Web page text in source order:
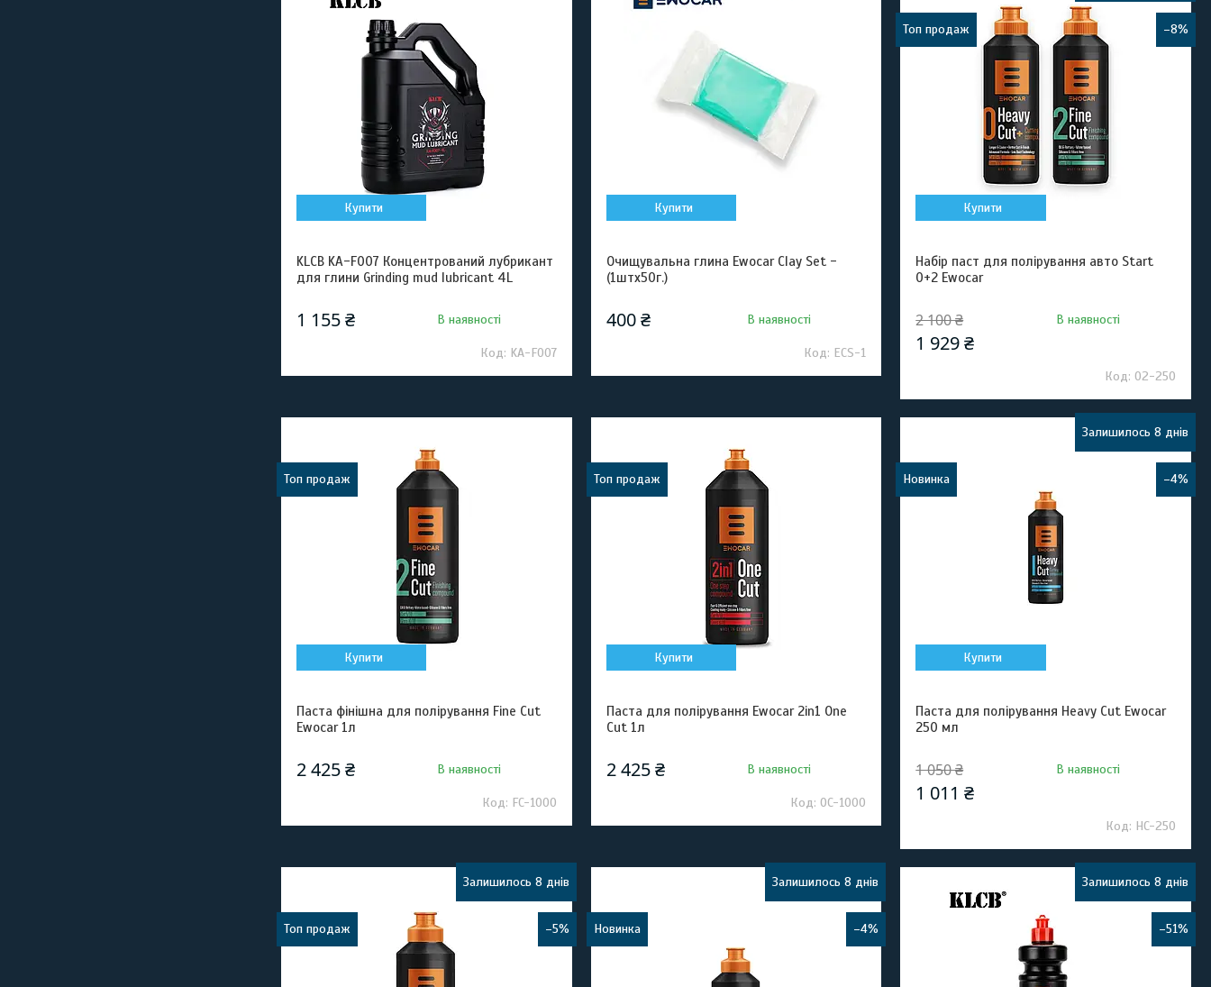
Купити
KLCB KA-F007 Концентрований лубрикант
для глини Grinding mud lubricant 4L
1 155 ₴ В наявності
KA-F007
Купити
Очищувальна глина Ewocar Clay Set -
(1штх50г.)
400 ₴ В наявності
ECS-1
Топ продаж –8%
Купити
Набір паст для полірування авто Start
0+2 Ewocar
2 100 ₴
1 929 ₴
В наявності
02-250
Топ продаж
Купити
Паста фінішна для полірування Fine Cut
Ewocar 1л
2 425 ₴ В наявності
FC-1000
Топ продаж
Купити
Паста для полірування Ewocar 2in1 One
Cut 1л
2 425 ₴ В наявності
OC-1000
Новинка –4%
Залишилось 8 днів
Купити
Паста для полірування Heavy Cut Ewocar
250 мл
1 050 ₴
1 011 ₴
В наявності
HC-250
Топ продаж –5%
Залишилось 8 днів
Новинка –4%
Залишилось 8 днів
–51%
Залишилось 8 днів